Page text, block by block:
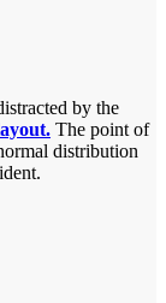
by the
The point of
distribution